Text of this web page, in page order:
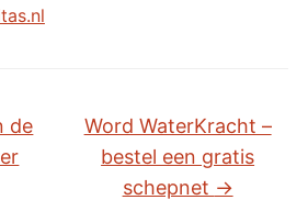
de
Word WaterKracht –
bestel een gratis
schepnet →